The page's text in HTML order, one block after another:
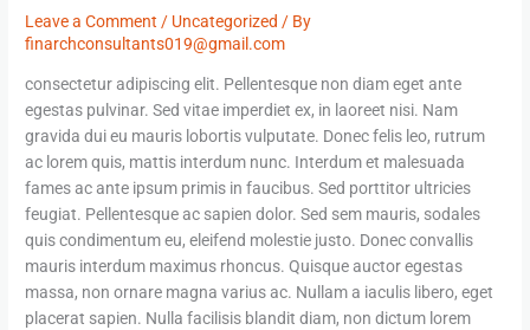
Leave a Comment / Uncategorized / By
finarchconsultants019@gmail.com
consectetur adipiscing elit. Pellentesque non diam eget ante
egestas pulvinar. Sed vitae imperdiet ex, in laoreet nisi. Nam
gravida dui eu mauris lobortis vulputate. Donec felis leo, rutrum
ac lorem quis, mattis interdum nunc. Interdum et malesuada
fames ac ante ipsum primis in faucibus. Sed porttitor ultricies
feugiat. Pellentesque ac sapien dolor. Sed sem mauris, sodales
quis condimentum eu, eleifend molestie justo. Donec convallis
mauris interdum maximus rhoncus. Quisque auctor egestas
massa, non ornare magna varius ac. Nullam a iaculis libero, eget
placerat sapien. Nulla facilisis blandit diam, non dictum lorem